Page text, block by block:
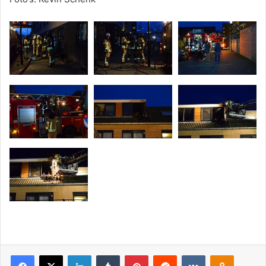
Facebook X LinkedIn Tumblr Pinterest Reddit VKontakte Odnoklassniki